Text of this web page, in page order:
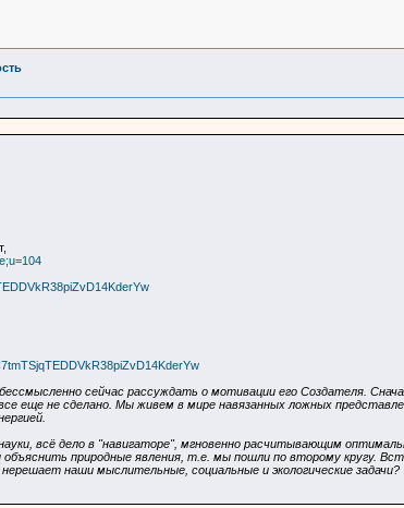
сейчас рассуждать о мотивации его Создателя.
еще не сделано. Мы живем в мире навязанных ложных
всё дело в "навигаторе", мгновенно расчитывающим
природные явления, т.е. мы пошли по второму кругу.
наши мыслительные, социальные и экологические задачи?